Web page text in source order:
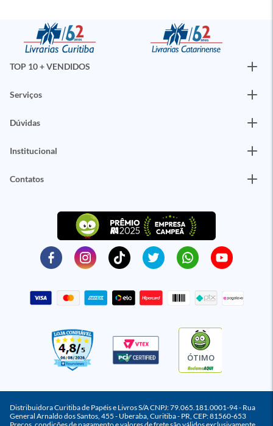
TOP 10 + VENDIDOS
Serviços
Dúvidas
Institucional
Contatos
ÓTIMO
Distribuidora Curitiba de Papéis e Livros S/A CNPJ: 79.065.181.0001-94 - Rua
General Arnaldo dos Santos, 455 - Uberaba, Curitiba - PR, CEP: 81560-653